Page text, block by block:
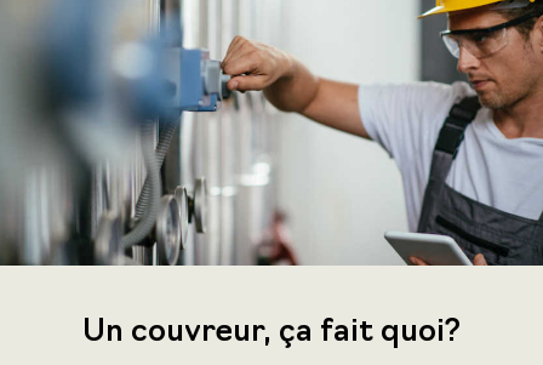
Un couvreur, ça fait quoi?